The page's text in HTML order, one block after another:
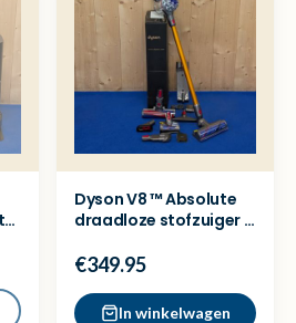
Dyson V8 ™ Absolute
draadloze stofzuiger -
€349.95
In winkelwagen